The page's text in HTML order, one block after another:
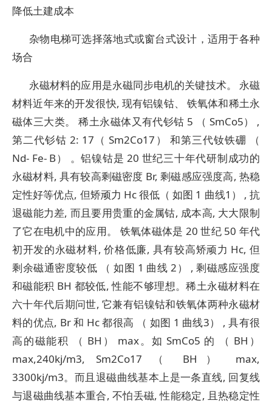
降低土建成本
杂物电梯可选择落地式或窗台式设计，适用于各种
场合
永磁材料的应用是永磁同步电机的关键技术。 永磁
材料近年来的开发很快, 现有铝镍钴、 铁氧体和稀土永
磁体三大类。 稀土永磁体又有代钐钴 5 （ SmCo5） ,
第二代钐钴 2: 17（ Sm2Co17） 和第三代钕铁硼 （
Nd- Fe- B） 。铝镍钴是 20 世纪三十年代研制成功的
永磁材料, 具有较高剩磁密度 Br, 剩磁感应强度高, 热稳
定性好等优点, 但矫顽力 Hc 很低（ 如图 1 曲线1） , 抗
退磁能力差, 而且要用贵重的金属钴, 成本高, 大大限制
了它在电机中的应用。 铁氧体磁体是 20 世纪 50 年代
初开发的永磁材料, 价格低廉, 具有较高矫顽力 Hc, 但
剩余磁通密度较低 （ 如图 1 曲线 2） , 剩磁感应强度
和磁能积 BH 都较低, 性能不够理想。稀土永磁材料在
六十年代后期问世, 它兼有铝镍钴和铁氧体两种永磁材
料的优点, Br 和 Hc 都很高 （ 如图 1 曲线3） , 具有很
高的磁能积 （ BH） max。如 SmCo5 的 （ BH）
max,240kj/m3, Sm2Co17 （ BH） max,
3300kj/m3。而且退磁曲线基本上是一条直线, 回复线
与退磁曲线基本重合, 不怕丢磁, 性能稳定, 且热稳定性